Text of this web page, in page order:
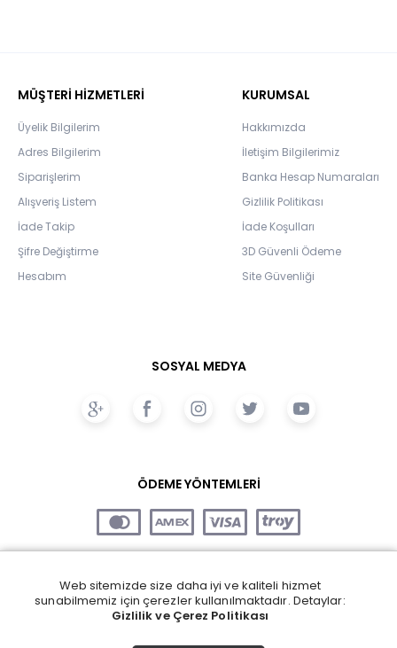
MÜŞTERİ HİZMETLERİ
Üyelik Bilgilerim
Adres Bilgilerim
Siparişlerim
Alışveriş Listem
İade Takip
Şifre Değiştirme
Hesabım
KURUMSAL
Hakkımızda
İletişim Bilgilerimiz
Banka Hesap Numaraları
Gizlilik Politikası
İade Koşulları
3D Güvenli Ödeme
Site Güvenliği
SOSYAL MEDYA
ÖDEME YÖNTEMLERİ
Web sitemizde size daha iyi ve kaliteli hizmet
sunabilmemiz için çerezler kullanılmaktadır. Detaylar:
Gizlilik ve Çerez Politikası